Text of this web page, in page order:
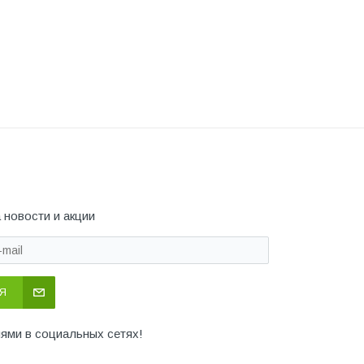
и акции
в социальных сетях!